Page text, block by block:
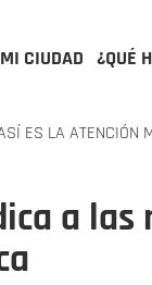
MI CIUDAD ¿QUÉ
ES LA ATENCIÓN
a